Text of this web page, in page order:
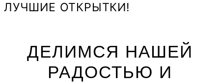
ЛУЧШИЕ ОТКРЫТКИ!
ДЕЛИМСЯ НАШЕЙ
РАДОСТЬЮ И